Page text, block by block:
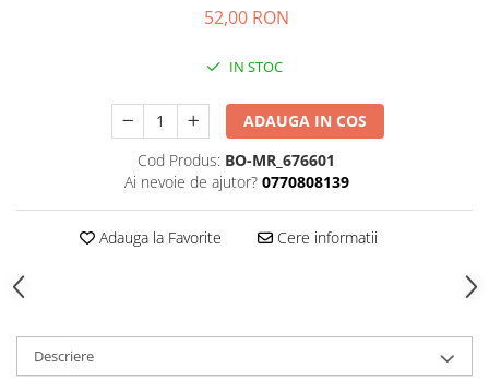
52,00 RON
IN STOC
ADAUGA IN COS
Cod Produs: BO-MR_676601
Ai nevoie de ajutor? 0770808139
Adauga la Favorite Cere informatii
Descriere